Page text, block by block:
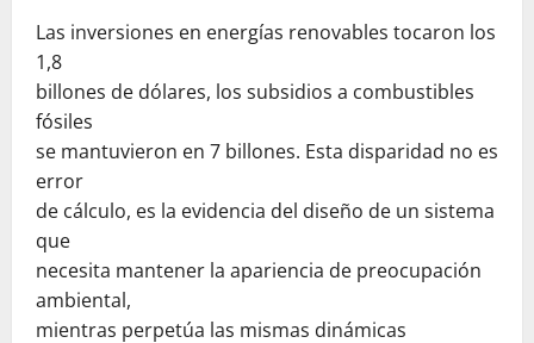
Las inversiones en energías renovables tocaron los
1,8
billones de dólares, los subsidios a combustibles
fósiles
se mantuvieron en 7 billones. Esta disparidad no es
error
de cálculo, es la evidencia del diseño de un sistema
que
necesita mantener la apariencia de preocupación
ambiental,
mientras perpetúa las mismas dinámicas